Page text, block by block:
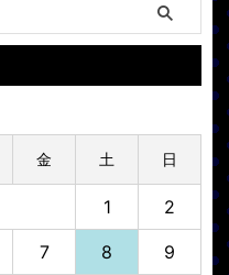
金 土 日
1 2
7 8 9